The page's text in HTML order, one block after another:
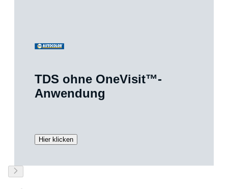
TDS ohne OneVisit™-
Anwendung
Hier klicken